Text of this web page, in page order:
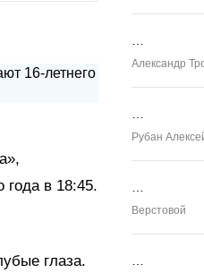
года в 18:45.
глаза.
Александр
Рубан
Верстовой